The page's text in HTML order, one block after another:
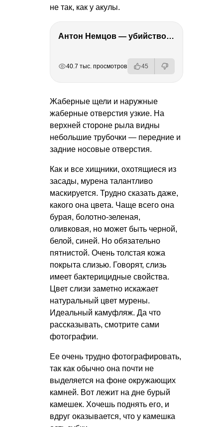
не так, как у акулы.
Антон Немцов — убийство Бориса Немцова, переезд в Дубай, семья и политика
40.7 тыс. просмотров 45
Жаберные щели и наружные
жаберные отверстия узкие. На
верхней стороне рыла видны
небольшие трубочки — передние и
задние носовые отверстия.
Как и все хищники, охотящиеся из
засады, мурена талантливо
маскируется. Трудно сказать даже,
какого она цвета. Чаще всего она
бурая, болотно-зеленая,
оливковая, но может быть черной,
белой, синей. Но обязательно
пятнистой. Очень толстая кожа
покрыта слизью. Говорят, слизь
имеет бактерицидные свойства.
Цвет слизи заметно искажает
натуральный цвет мурены.
Идеальный камуфляж. Да что
рассказывать, смотрите сами
фотографии.
Ее очень трудно фотографировать,
так как обычно она почти не
выделяется на фоне окружающих
камней. Вот лежит на дне бурый
камешек. Хочешь поднять его, и
вдруг оказывается, что у камешка